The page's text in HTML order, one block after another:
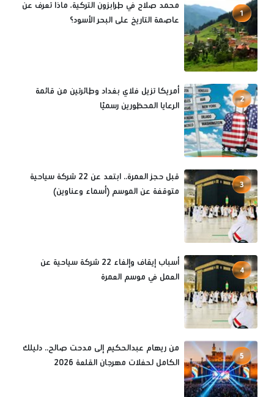
1
محمد صلاح في طرابزون التركية، ماذا تعرف عن
عاصمة التاريخ على البحر الأسود؟
2
أمريكا تزيل فلاي بغداد وطائرتين من قائمة
الرعايا المحظورين رسميًا
3
قبل حجز العمرة.. ابتعد عن 22 شركة سياحية
متوقفة عن الموسم (أسماء وعناوين)
4
أسباب إيقاف وإلغاء 22 شركة سياحية عن
العمل في موسم العمرة
5
من ريهام عبدالحكيم إلى مدحت صالح.. دليلك
الكامل لحفلات مهرجان القلعة 2026